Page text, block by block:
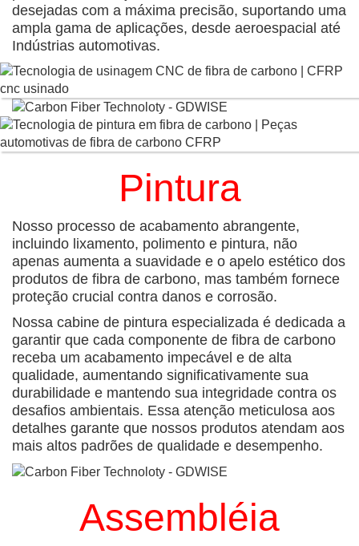
desejadas com a máxima precisão, suportando uma
ampla gama de aplicações, desde aeroespacial até
Indústrias automotivas.
Pintura
Nosso processo de acabamento abrangente,
incluindo lixamento, polimento e pintura, não
apenas aumenta a suavidade e o apelo estético dos
produtos de fibra de carbono, mas também fornece
proteção crucial contra danos e corrosão.
Nossa cabine de pintura especializada é dedicada a
garantir que cada componente de fibra de carbono
receba um acabamento impecável e de alta
qualidade, aumentando significativamente sua
durabilidade e mantendo sua integridade contra os
desafios ambientais. Essa atenção meticulosa aos
detalhes garante que nossos produtos atendam aos
mais altos padrões de qualidade e desempenho.
Assembléia